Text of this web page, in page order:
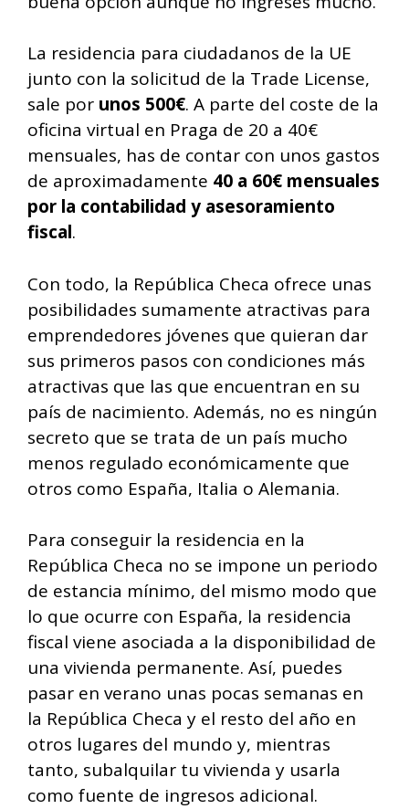
La residencia para ciudadanos de la UE
junto con la solicitud de la Trade License,
sale por unos 500€. A parte del coste de la
oficina virtual en Praga de 20 a 40€
mensuales, has de contar con unos gastos
de aproximadamente 40 a 60€ mensuales
por la contabilidad y asesoramiento
fiscal.
Con todo, la República Checa ofrece unas
posibilidades sumamente atractivas para
emprendedores jóvenes que quieran dar
sus primeros pasos con condiciones más
atractivas que las que encuentran en su
país de nacimiento. Además, no es ningún
secreto que se trata de un país mucho
menos regulado económicamente que
otros como España, Italia o Alemania.
Para conseguir la residencia en la
República Checa no se impone un periodo
de estancia mínimo, del mismo modo que
lo que ocurre con España, la residencia
fiscal viene asociada a la disponibilidad de
una vivienda permanente. Así, puedes
pasar en verano unas pocas semanas en
la República Checa y el resto del año en
otros lugares del mundo y, mientras
tanto, subalquilar tu vivienda y usarla
como fuente de ingresos adicional.